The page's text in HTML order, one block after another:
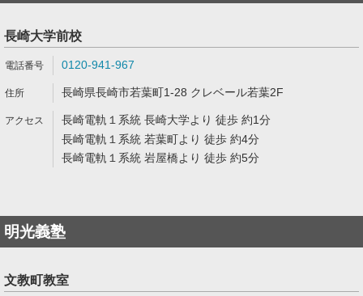
長崎大学前校
0120-941-967
長崎県長崎市若葉町1-28 クレベール若葉2F
長崎電軌１系統 長崎大学より 徒歩 約1分
長崎電軌１系統 若葉町より 徒歩 約4分
長崎電軌１系統 岩屋橋より 徒歩 約5分
明光義塾
文教町教室